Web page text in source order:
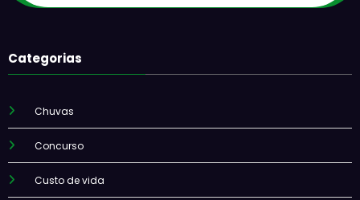
Categorias
Chuvas
Concurso
Custo de vida